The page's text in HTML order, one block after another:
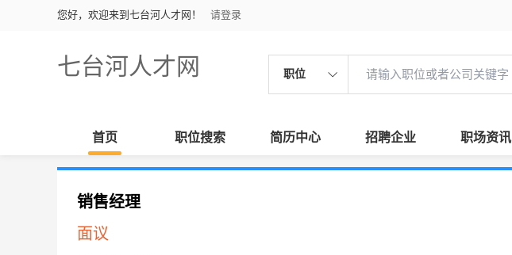
您好，欢迎来到七台河人才网！ 请登录
七台河人才网 职位
首页 职位搜索 简历中心 招聘企业 职场资讯
销售经理
面议